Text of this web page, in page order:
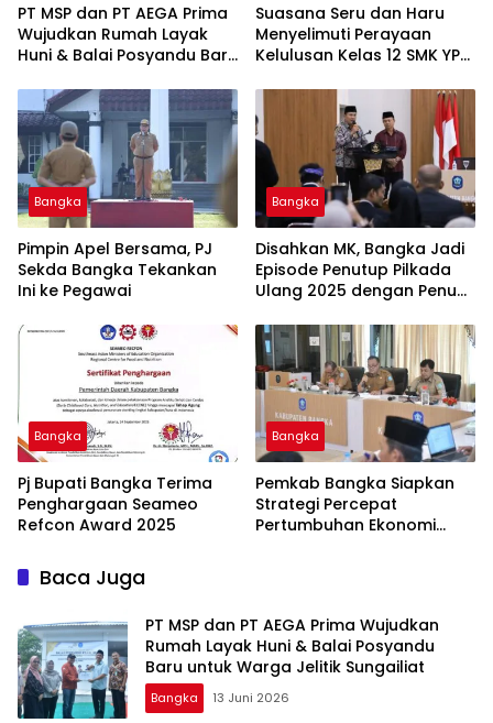
‎PT MSP dan PT AEGA Prima
Wujudkan Rumah Layak
Huni & Balai Posyandu Baru
Sungailiat
Suasana Seru dan Haru
Menyelimuti Perayaan
Kelulusan Kelas 12 SMK YPN
Bangka
Pimpin Apel Bersama, PJ
Sekda Bangka Tekankan
Ini ke Pegawai
Bangka
Disahkan MK, Bangka Jadi
Episode Penutup Pilkada
Ulang 2025 dengan Penuh
Bangka
Pj Bupati Bangka Terima
Penghargaan Seameo
Refcon Award 2025
Bangka
Pemkab Bangka Siapkan
Strategi Percepat
Pertumbuhan Ekonomi
Baca Juga
‎PT MSP dan PT AEGA Prima Wujudkan
Rumah Layak Huni & Balai Posyandu
Baru untuk Warga Jelitik Sungailiat
Bangka 13 Juni 2026